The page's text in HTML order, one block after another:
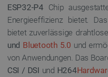
ESP32-P4 Chip
Energieeffizienz bietet. Das
bietet zuverlässige
und Bluetooth 5.0 und
von Anwendungen. Das
CSI / DSI und H264